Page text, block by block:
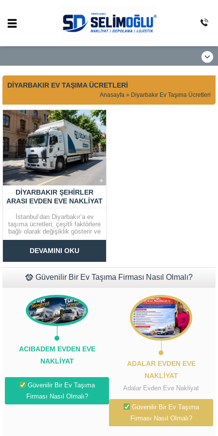
DIYARBAKIR EV TAŞIMA ÜCRETLERI
Anasayfa » Diyarbakır Ev Taşıma Ücretleri
DIYARBAKIR ŞEHIRLER
ARASI EVDEN EVE NAKLIYAT
FIYATLAR
İstanbul’dan Diyarbakır’a ev
taşıma ücretleri, çeşitli faktörlere
bağlı olarak değişiklik gösterir ve
net bir rakam vermek zordur.
için güncel piyasa verilerine göre
ortalama fiyat aralıklarını
aşağıda bulabilirsiniz. İstanbul
Diyarbakır Şehirler Arası Evden
Eve Nakliyat Hizmetleri...
DEVAMINI OKU
Güvenilir Bir Ev Taşıma Firması Nasıl Olmalı?
ACIBADEM EVDEN EVE
NAKLIYAT
Güvenilir Bir Ev Taşıma
Firması Nasıl Olmalı?
ADALAR EVDEN EVE
NAKLIYAT
Adalar Evden Eve Nakliyat
Güvenilir Bir Ev Taşıma
Firması Nasıl Olmalı?